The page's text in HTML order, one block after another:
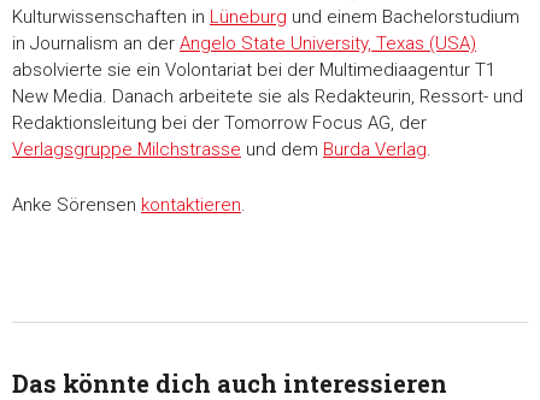
Kulturwissenschaften in Lüneburg und einem Bachelorstudium
in Journalism an der Angelo State University, Texas (USA)
absolvierte sie ein Volontariat bei der Multimediaagentur T1
New Media. Danach arbeitete sie als Redakteurin, Ressort- und
Redaktionsleitung bei der Tomorrow Focus AG, der
Verlagsgruppe Milchstrasse und dem Burda Verlag
Anke Sörensen kontaktieren.
Das könnte dich auch interessieren